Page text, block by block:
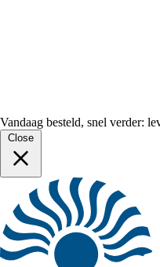
Vandaag besteld, snel verder:
Close